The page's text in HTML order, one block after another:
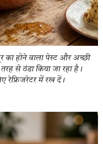
होने वाला पेस्ट और अच्छी
से ठंडा किया जा रहा है।
रेफ्रिजरेटर में रख दें।